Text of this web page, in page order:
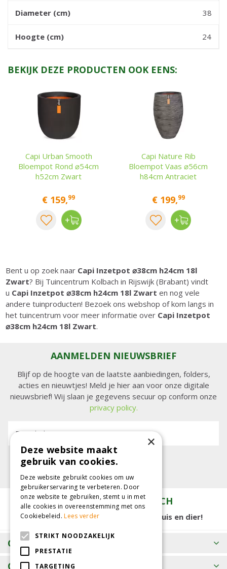
Diameter (cm) 38
Hoogte (cm) 24
BEKIJK DEZE PRODUCTEN OOK EENS:
Capi Urban Smooth
Bloempot Rond ⌀54cm
h52cm Zwart
€ 159,99
Capi Nature Rib
Bloempot Vaas ⌀56cm
h84cm Antraciet
€ 199,99
Bent u op zoek naar Capi Inzetpot ⌀38cm h24cm 18l
Zwart? Bij Tuincentrum Kolbach in Rijswijk (Brabant) vindt
u Capi Inzetpot ⌀38cm h24cm 18l Zwart en nog vele
andere tuinproducten! Bezoek ons webshop of kom langs in
het tuincentrum voor meer informatie over Capi Inzetpot
⌀38cm h24cm 18l Zwart.
AANMELDEN NIEUWSBRIEF
Blijf op de hoogte van de laatste aanbiedingen, folders,
acties en nieuwtjes! Meld je hier aan voor onze digitale
nieuwsbrief! Wij slaan je gegevens secuur op conform onze
privacy policy.
E-mailadres:
TUINCENTRUM KOLBACH
15.000 m2 winkelplezier voor tuin, huis en dier!
OPENINGSTIJDEN
CONTACT
×
Deze website maakt
gebruik van cookies.
Deze website gebruikt cookies om uw
gebruikerservaring te verbeteren. Door
onze website te gebruiken, stemt u in met
alle cookies in overeenstemming met ons
Cookiebeleid.Lees verder
STRIKT NOODZAKELIJK
PRESTATIE
TARGETING